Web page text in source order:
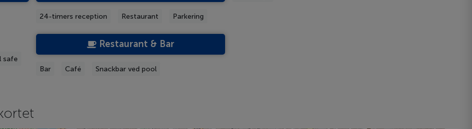
safe
24-timers reception Restaurant Parkering
Restaurant & Bar
Bar Café Snackbar ved pool